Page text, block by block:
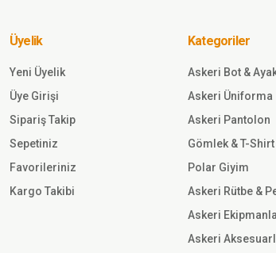
SINGLE SWORD
İşnar Polar
Unisex kaymaz
Üyelik
Yeni Üyelik
Üye Girişi
Sipariş Takip
Sepetiniz
Favorileriniz
Kargo Takibi
Kategoriler
Askeri Bot &
Askeri Üniforma
Askeri Pantolon
Gömlek & T-
Polar Giyim
Askeri Rütbe &
Askeri
Askeri